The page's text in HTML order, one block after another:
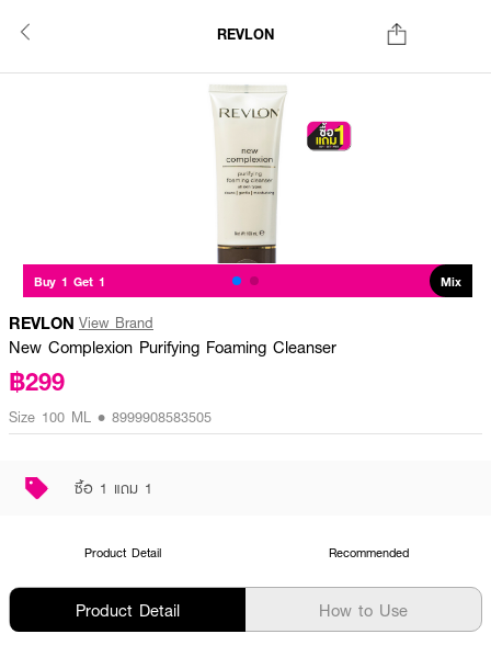
REVLON
Buy 1 Get 1 Mix
REVLON View Brand
New Complexion Purifying Foaming Cleanser
฿299
Size 100 ML • 8999908583505
ซื้อ 1 แถม 1
Product Detail Recommended
Product Detail How to Use